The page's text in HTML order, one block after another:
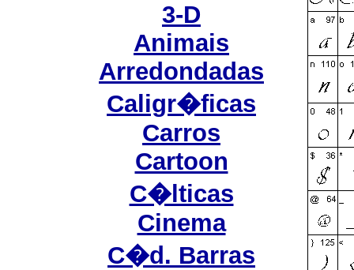
3-D
Animais
Arredondadas
Caligr�ficas
Carros
Cartoon
C�lticas
Cinema
C�d. Barras